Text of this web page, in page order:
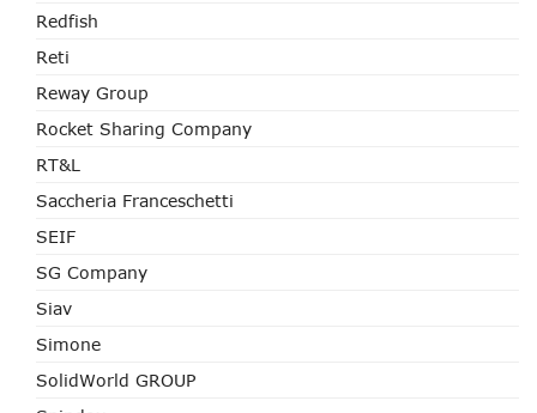
Redfish
Reti
Reway Group
Rocket Sharing Company
RT&L
Saccheria Franceschetti
SEIF
SG Company
Siav
Simone
SolidWorld GROUP